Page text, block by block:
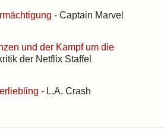
- Captain Marvel
und der Kampf um die
der Netflix Staffel
- L.A. Crash